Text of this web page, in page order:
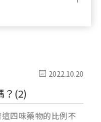
2022.10.20
？(2)
四味藥物的比例不